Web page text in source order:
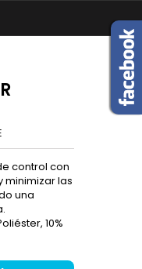
control con
minimizar las
una
10%